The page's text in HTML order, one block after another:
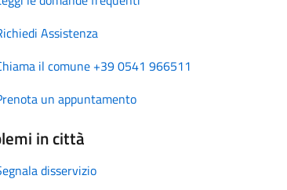
Assistenza
il comune +39 0541 966511
un appuntamento
in città
disservizio